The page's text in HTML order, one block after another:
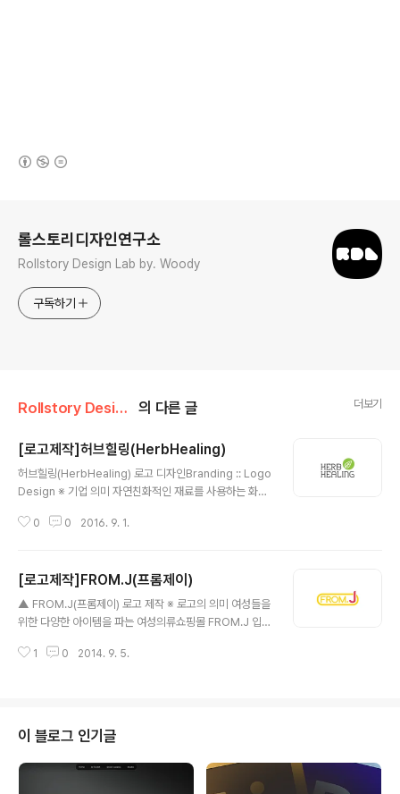
롤스토리디자인연구소
Rollstory Design Lab by. Woody
구독하기
Rollstory Design/9月 - September 의 다른 글 더보기
[로고제작]허브힐링(HerbHealing)
허브힐링(HerbHealing) 로고 디자인Branding :: Logo
Design ※ 기업 의미 자연친화적인 재료를 사용하는 화장
뭇잎, 신선함 자연적인 느낌이 걸맞게 '녹색'의 심플한 원안
0 0 2016. 9. 1.
[로고제작]FROM.J(프롬제이)
▲ FROM.J(프롬제이) 로고 제작 ※ 로고의 의미 여성들을
위한 다양한 아이템을 파는 여성의류쇼핑몰 FROM.J 입니
연령층과 더불어 고객들에게 다가갈 예정입니다. 노란색
1 0 2014. 9. 5.
이 블로그 인기글